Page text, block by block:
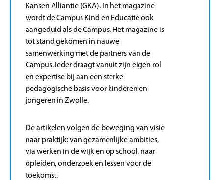
Kansen Alliantie (GKA). In het magazine
wordt de Campus Kind en Educatie ook
aangeduid als de Campus. Het magazine is
tot stand gekomen in nauwe
samenwerking met de partners van de
Campus. Ieder draagt vanuit zijn eigen rol
en expertise bij aan een sterke
pedagogische basis voor kinderen en
jongeren in Zwolle.
De artikelen volgen de beweging van visie
naar praktijk: van gezamenlijke ambities,
via werken in de wijk en op school, naar
opleiden, onderzoek en lessen voor de
toekomst.